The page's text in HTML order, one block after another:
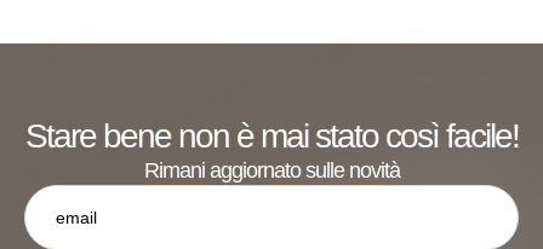
Stare bene non è mai stato così facile!
Rimani aggiornato sulle novità